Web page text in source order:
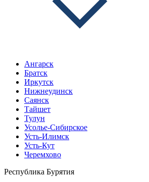
Ангарск
Братск
Иркутск
Нижнеудинск
Саянск
Тайшет
Тулун
Усолье-Сибирское
Усть-Илимск
Усть-Кут
Черемхово
Республика Бурятия